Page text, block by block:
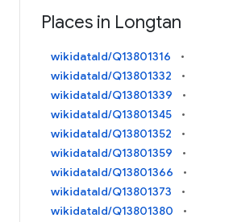
Places in Longtan
wikidataId/Q13801316
wikidataId/Q13801332
wikidataId/Q13801339
wikidataId/Q13801345
wikidataId/Q13801352
wikidataId/Q13801359
wikidataId/Q13801366
wikidataId/Q13801373
wikidataId/Q13801380